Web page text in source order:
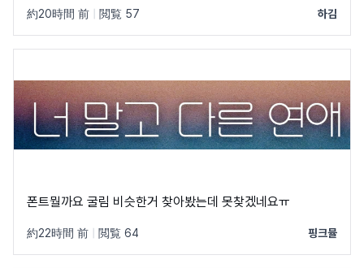
約20時間 前 閲覧 57 하김
폰트뭘까요 굴림 비슷한거 찾아봤는데 못찾겠네요ㅠ
約22時間 前 閲覧 64 핑크뮬